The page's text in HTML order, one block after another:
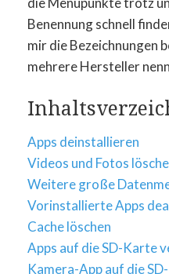
Benennung schnell
mir die Bezeichnungen
mehrere Hersteller
Apps deinstallieren
Videos und Fotos
Weitere große
Vorinstallierte Apps
Cache löschen
Apps auf die SD-Karte
Kamera-App auf die